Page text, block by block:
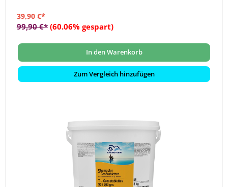
39,90 €*
99,90 €* (60.06% gespart)
In den Warenkorb
Zum Vergleich hinzufügen